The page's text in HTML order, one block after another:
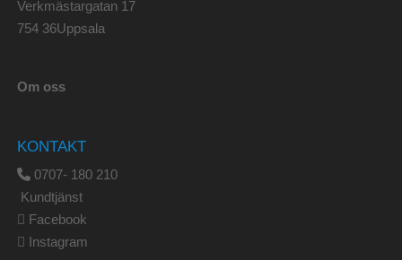
Verkmästargatan 17
754 36Uppsala
Om oss
KONTAKT
0707- 180 210
Kundtjänst
Facebook
Instagram